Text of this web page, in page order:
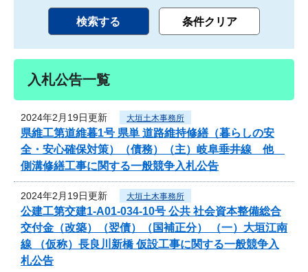
入札公告一覧
2024年2月19日更新 大垣土木事務所
県維工第道維暮1号 県単 道路維持修繕（暮らしの安
全・安心確保対策）（債務）（主）岐阜垂井線 他
側溝修繕工事に関する一般競争入札公告
2024年2月19日更新 大垣土木事務所
公建工第交建1-A01-034-10号 公共 社会資本整備総合
交付金（改築）（翌債）（国補正分） （一）大垣江南
線 （仮称）長良川新橋 仮設工事に関する一般競争入
札公告